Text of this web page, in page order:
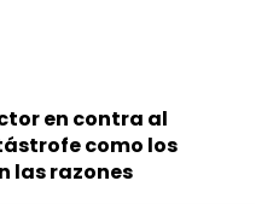
en contra al
como los
las razones